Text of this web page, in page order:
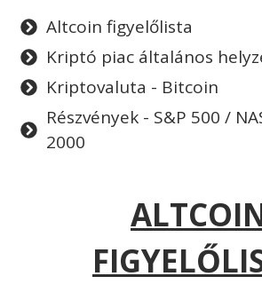
Altcoin figyelőlista
Kriptó piac általános
Kriptovaluta - Bitcoin
Részvények - S&P 500 /
2000